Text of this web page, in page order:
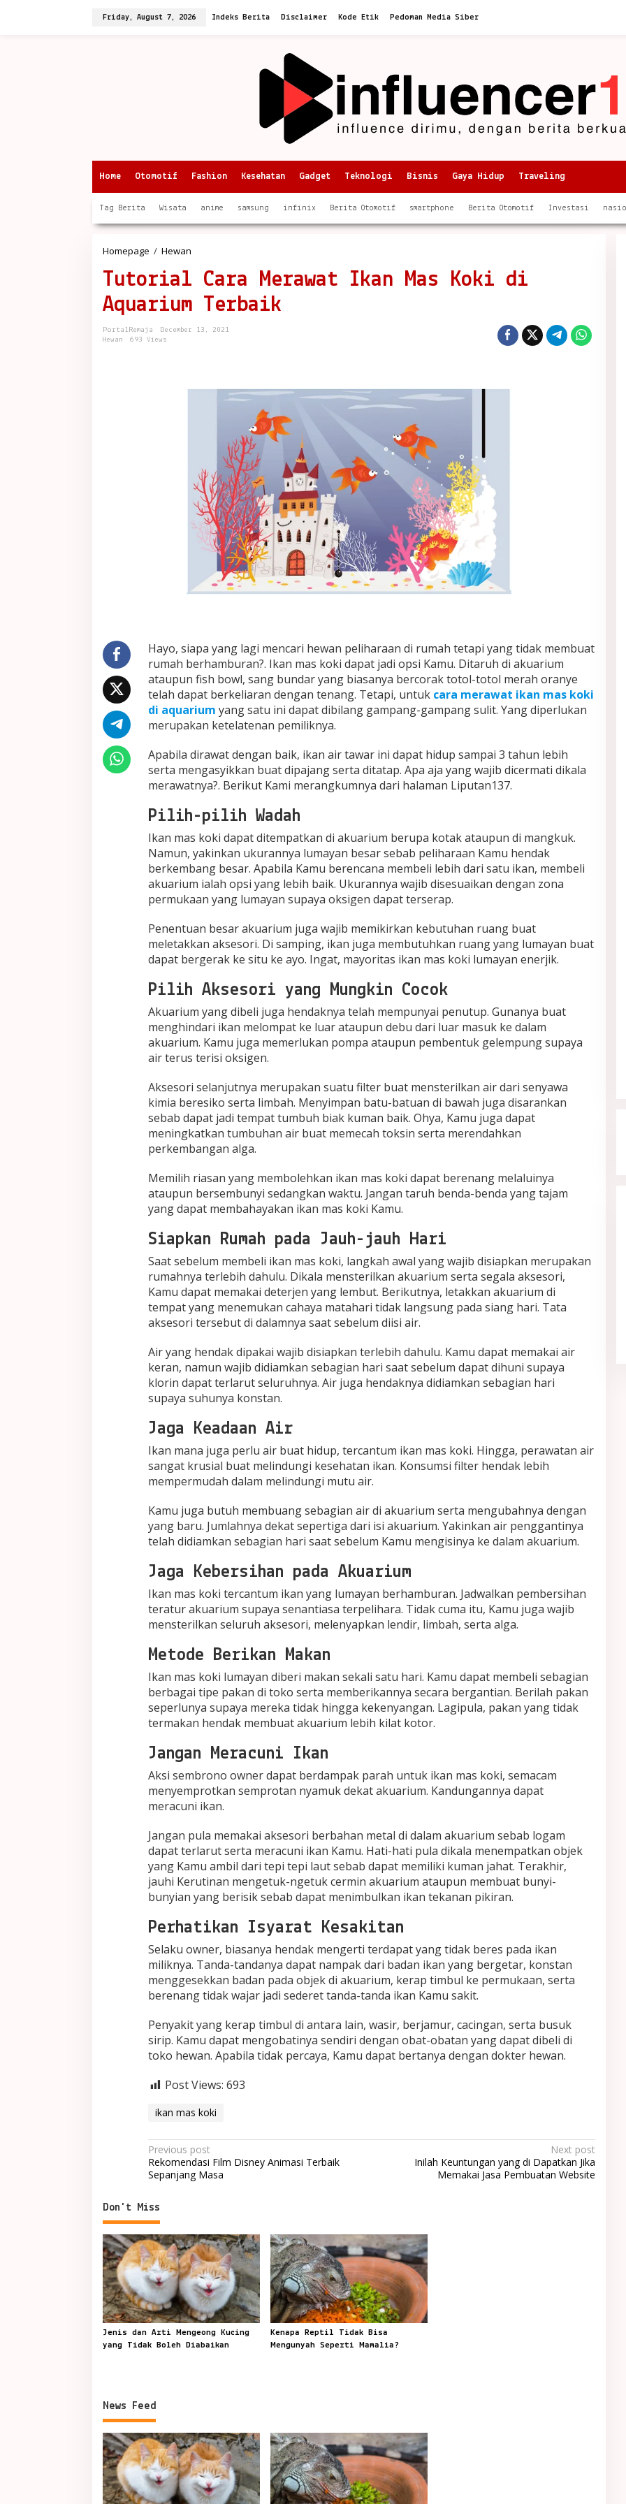
Friday, August 7, 2026 Indeks Berita Disclaimer Kode Etik Pedoman Media Siber
Home Otomotif Fashion Kesehatan Gadget Teknologi Bisnis Gaya Hidup Traveling
Tag Berita Wisata anime samsung infinix Berita Otomotif smartphone Berita Otomotif Investasi
Homepage / Hewan
Merawat
Ikan
Mas
Koki
di
Tutorial Cara Merawat Ikan Mas Koki di
Aquarium Terbaik
PortalRemaja
December 13, 2021
Hewan
693 Views
Hayo, siapa yang lagi mencari hewan peliharaan di rumah tetapi yang tidak membuat
rumah berhamburan?. Ikan mas koki dapat jadi opsi Kamu. Ditaruh di akuarium
ataupun fish bowl, sang bundar yang biasanya bercorak totol-totol merah oranye
telah dapat berkeliaran dengan tenang. Tetapi, untuk cara merawat ikan mas koki
di aquarium yang satu ini dapat dibilang gampang-gampang sulit. Yang diperlukan
merupakan ketelatenan pemiliknya.
Apabila dirawat dengan baik, ikan air tawar ini dapat hidup sampai 3 tahun lebih
serta mengasyikkan buat dipajang serta ditatap. Apa aja yang wajib dicermati dikala
merawatnya?. Berikut Kami merangkumnya dari halaman Liputan137.
Pilih-pilih Wadah
Ikan mas koki dapat ditempatkan di akuarium berupa kotak ataupun di mangkuk.
Namun, yakinkan ukurannya lumayan besar sebab peliharaan Kamu hendak
berkembang besar. Apabila Kamu berencana membeli lebih dari satu ikan, membeli
akuarium ialah opsi yang lebih baik. Ukurannya wajib disesuaikan dengan zona
permukaan yang lumayan supaya oksigen dapat terserap.
Penentuan besar akuarium juga wajib memikirkan kebutuhan ruang buat
meletakkan aksesori. Di samping, ikan juga membutuhkan ruang yang lumayan buat
dapat bergerak ke situ ke ayo. Ingat, mayoritas ikan mas koki lumayan enerjik.
Pilih Aksesori yang Mungkin Cocok
Akuarium yang dibeli juga hendaknya telah mempunyai penutup. Gunanya buat
menghindari ikan melompat ke luar ataupun debu dari luar masuk ke dalam
akuarium. Kamu juga memerlukan pompa ataupun pembentuk gelempung supaya
air terus terisi oksigen.
Aksesori selanjutnya merupakan suatu filter buat mensterilkan air dari senyawa
kimia beresiko serta limbah. Menyimpan batu-batuan di bawah juga disarankan
sebab dapat jadi tempat tumbuh biak kuman baik. Ohya, Kamu juga dapat
meningkatkan tumbuhan air buat memecah toksin serta merendahkan
perkembangan alga.
Memilih riasan yang membolehkan ikan mas koki dapat berenang melaluinya
ataupun bersembunyi sedangkan waktu. Jangan taruh benda-benda yang tajam
yang dapat membahayakan ikan mas koki Kamu.
Siapkan Rumah pada Jauh-jauh Hari
Saat sebelum membeli ikan mas koki, langkah awal yang wajib disiapkan merupakan
rumahnya terlebih dahulu. Dikala mensterilkan akuarium serta segala aksesori,
Kamu dapat memakai deterjen yang lembut. Berikutnya, letakkan akuarium di
tempat yang menemukan cahaya matahari tidak langsung pada siang hari. Tata
aksesori tersebut di dalamnya saat sebelum diisi air.
Air yang hendak dipakai wajib disiapkan terlebih dahulu. Kamu dapat memakai air
keran, namun wajib didiamkan sebagian hari saat sebelum dapat dihuni supaya
klorin dapat terlarut seluruhnya. Air juga hendaknya didiamkan sebagian hari
supaya suhunya konstan.
Jaga Keadaan Air
Ikan mana juga perlu air buat hidup, tercantum ikan mas koki. Hingga, perawatan air
sangat krusial buat melindungi kesehatan ikan. Konsumsi filter hendak lebih
mempermudah dalam melindungi mutu air.
Kamu juga butuh membuang sebagian air di akuarium serta mengubahnya dengan
yang baru. Jumlahnya dekat sepertiga dari isi akuarium. Yakinkan air penggantinya
telah didiamkan sebagian hari saat sebelum Kamu mengisinya ke dalam akuarium.
Jaga Kebersihan pada Akuarium
Ikan mas koki tercantum ikan yang lumayan berhamburan. Jadwalkan pembersihan
teratur akuarium supaya senantiasa terpelihara. Tidak cuma itu, Kamu juga wajib
mensterilkan seluruh aksesori, melenyapkan lendir, limbah, serta alga.
Metode Berikan Makan
Ikan mas koki lumayan diberi makan sekali satu hari. Kamu dapat membeli sebagian
berbagai tipe pakan di toko serta memberikannya secara bergantian. Berilah pakan
seperlunya supaya mereka tidak hingga kekenyangan. Lagipula, pakan yang tidak
termakan hendak membuat akuarium lebih kilat kotor.
Jangan Meracuni Ikan
Aksi sembrono owner dapat berdampak parah untuk ikan mas koki, semacam
menyemprotkan semprotan nyamuk dekat akuarium. Kandungannya dapat
meracuni ikan.
Jangan pula memakai aksesori berbahan metal di dalam akuarium sebab logam
dapat terlarut serta meracuni ikan Kamu. Hati-hati pula dikala menempatkan objek
yang Kamu ambil dari tepi tepi laut sebab dapat memiliki kuman jahat. Terakhir,
jauhi Kerutinan mengetuk-ngetuk cermin akuarium ataupun membuat bunyi-
bunyian yang berisik sebab dapat menimbulkan ikan tekanan pikiran.
Perhatikan Isyarat Kesakitan
Selaku owner, biasanya hendak mengerti terdapat yang tidak beres pada ikan
miliknya. Tanda-tandanya dapat nampak dari badan ikan yang bergetar, konstan
menggesekkan badan pada objek di akuarium, kerap timbul ke permukaan, serta
berenang tidak wajar jadi sederet tanda-tanda ikan Kamu sakit.
Penyakit yang kerap timbul di antara lain, wasir, berjamur, cacingan, serta busuk
sirip. Kamu dapat mengobatinya sendiri dengan obat-obatan yang dapat dibeli di
toko hewan. Apabila tidak percaya, Kamu dapat bertanya dengan dokter hewan.
Post Views: 693
ikan mas koki
Post
navigation
Previous post
Rekomendasi Film Disney Animasi Terbaik
Sepanjang Masa
Next post
Inilah Keuntungan yang di Dapatkan Jika
Memakai Jasa Pembuatan Website
Don't Miss
Jenis dan Arti Mengeong Kucing
yang Tidak Boleh Diabaikan
Kenapa Reptil Tidak Bisa
Mengunyah Seperti Mamalia?
News Feed
Quiet Luxury Tetap Diminati,
Sederhana tapi Terlihat Berkelas